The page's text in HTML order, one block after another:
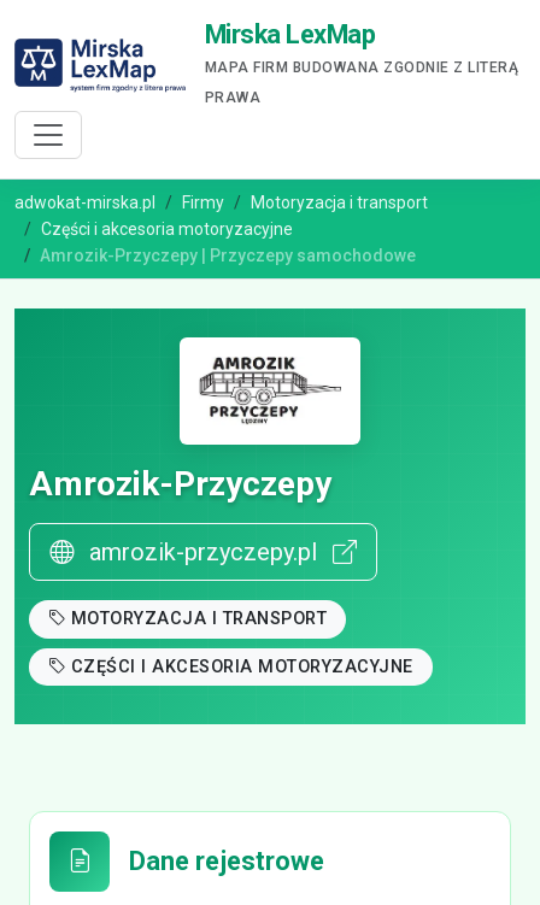
Mirska LexMap
MAPA FIRM BUDOWANA ZGODNIE Z LITERĄ
PRAWA
adwokat-mirska.pl Firmy
Motoryzacja i transport
Części i akcesoria motoryzacyjne
Amrozik-Przyczepy | Przyczepy samochodowe
Amrozik-Przyczepy
amrozik-przyczepy.pl
MOTORYZACJA I TRANSPORT
CZĘŚCI I AKCESORIA MOTORYZACYJNE
Dane rejestrowe